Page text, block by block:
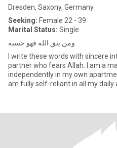
Dresden, Saxony, Germany
Seeking: Female 22 - 39
Marital Status: Single
ومن يتق الله فهو حسبه
I write these words with sincere
partner who fears Allah. I am a
independently in my own
am fully self-reliant in all my daily